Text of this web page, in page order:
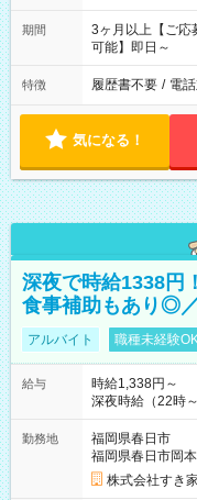
期間
3ヶ月以上【ご応
可能】即日～
特徴 履歴書不要 / 電
気になる！
深夜で時給1338円
食事補助もあり◎
アルバイト 職種未経験
給与
時給1,338円～
深夜時給（22時～翌5時）：
試用期間の長さ
試用期間の実態
一ヶ月とさせて
同時給）
勤務地
福岡県春日市
福岡県春日市岡
株式会社すき家